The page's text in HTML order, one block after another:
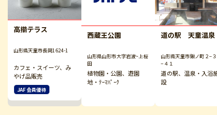
高擶テラス
山形県天童市長岡1624-1
カフェ・スイーツ、み
やげ品販売
JAF 会員優待
西蔵王公園
山形県山形市大字岩波~上桜
田
植物園・公園、遊園
地・ﾃｰﾏﾊﾟｰｸ
道の駅 天童温泉
山形県天童市鍬ノ町２−３
−４１
道の駅、温泉・入浴
設